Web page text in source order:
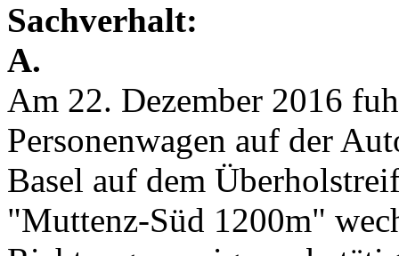
Sachverhalt:
A.
Am 22. Dezember 2016
Personenwagen auf der
Basel auf dem
"Muttenz-Süd 1200m"